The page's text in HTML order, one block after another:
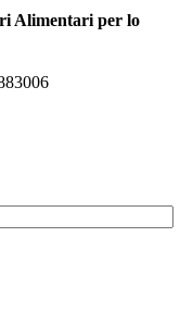
Alimentari per lo